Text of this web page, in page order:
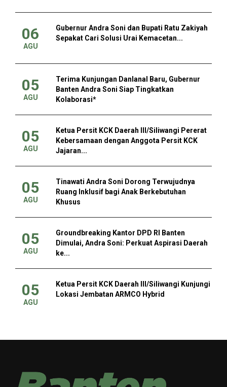
06
AGU
Gubernur Andra Soni dan Bupati Ratu Zakiyah
Sepakat Cari Solusi Urai Kemacetan...
05
AGU
Terima Kunjungan Danlanal Baru, Gubernur
Banten Andra Soni Siap Tingkatkan
Kolaborasi*
05
AGU
Ketua Persit KCK Daerah III/Siliwangi Pererat
Kebersamaan dengan Anggota Persit KCK
Jajaran...
05
AGU
Tinawati Andra Soni Dorong Terwujudnya
Ruang Inklusif bagi Anak Berkebutuhan
Khusus
05
AGU
Groundbreaking Kantor DPD RI Banten
Dimulai, Andra Soni: Perkuat Aspirasi Daerah
ke...
05
AGU
Ketua Persit KCK Daerah III/Siliwangi Kunjungi
Lokasi Jembatan ARMCO Hybrid